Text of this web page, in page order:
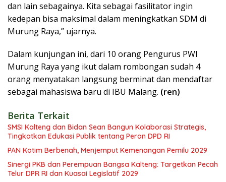
dan lain sebagainya. Kita sebagai fasilitator ingin
kedepan bisa maksimal dalam meningkatkan SDM di
Murung Raya,” ujarnya.
Dalam kunjungan ini, dari 10 orang Pengurus PWI
Murung Raya yang ikut dalam rombongan sudah 4
orang menyatakan langsung berminat dan mendaftar
sebagai mahasiswa baru di IBU Malang. (ren)
Berita Terkait
SMSI Kalteng dan Bidan Sean Bangun Kolaborasi Strategis,
Tingkatkan Edukasi Publik tentang Peran DPD RI
PAN Kotim Berbenah, Menjemput Kemenangan Pemilu 2029
Sinergi PKB dan Perempuan Bangsa Kalteng: Targetkan Pecah
Telur DPR RI dan Kuasai Legislatif 2029